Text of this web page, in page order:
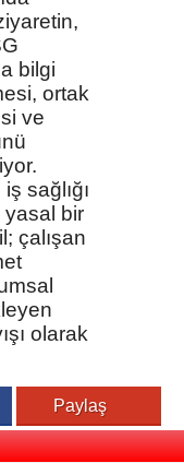
bilgi
ortak
ve
sağlığı
yasal bir
çalışan
olarak
Paylaş